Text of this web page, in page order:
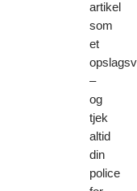
artikel
som
et
–
og
tjek
altid
din
police